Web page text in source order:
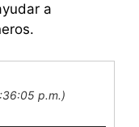
a
p.m.)